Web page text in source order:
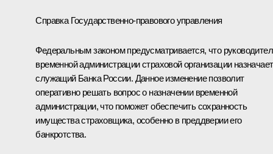
Справка Государственно-правового управления
Федеральным законом предусматривается, что
временной администрации страховой организации
служащий Банка России. Данное изменение позволит
оперативно решать вопрос о назначении временной
администрации, что поможет обеспечить сохранность
имущества страховщика, особенно в преддверии его
банкротства.